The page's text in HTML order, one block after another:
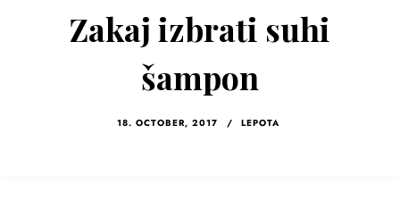
Zakaj izbrati suhi
šampon
18. OCTOBER, 2017 / LEPOTA